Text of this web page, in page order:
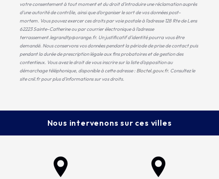
votre consentement à tout moment et du droit d’introduire une réclamation auprès
d’une autorité de contrôle, ainsi que d’organiser le sort de vos données post-
mortem. Vous pouvez exercer ces droits par voie postale à l'adresse 128 Rte de Lens
62223 Sainte-Catherine ou par courrier électronique à l'adresse
terrassement.legrandtp@orange.fr. Un justificatif d'identité pourra vous être
demandé. Nous conservons vos données pendant la période de prise de contact puis
pendant la durée de prescription légale aux fins probatoires et de gestion des
contentieux. Vous avez le droit de vous inscrire sur la liste d'opposition au
démarchage téléphonique, disponible à cette adresse : Bloctel.gouv.fr. Consultez le
site cnil.fr pour plus d’informations sur vos droits.
Nous intervenons sur ces villes